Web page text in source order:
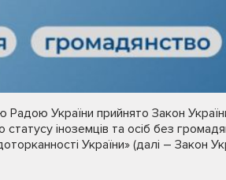
України прийнято Закон
іноземців та осіб без
України» (далі – Закон